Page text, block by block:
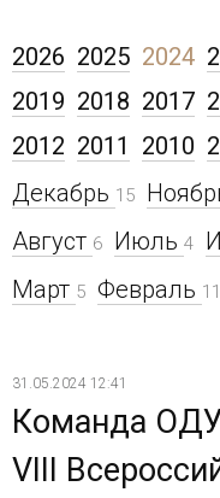
2026 2025 2024
Декабрь 15
Август 6 Июль 4
Март 5 Февраль 11
2019 2018 2017
2012 2011 2010
31.05.2024 12:41
Команда
VIII